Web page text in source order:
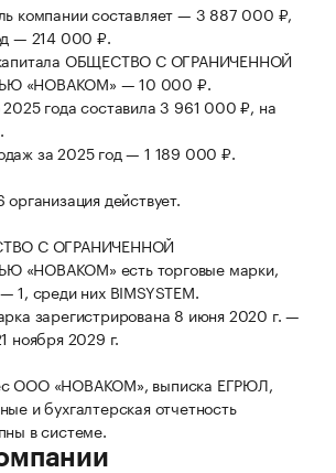
компании составляет — 3 887 000 ₽,
— 214 000 ₽.
капитала ОБЩЕСТВО С ОГРАНИЧЕННОЙ
«НОВАКОМ» — 10 000 ₽.
года составила 3 961 000 ₽, на
за 2025 год — 1 189 000 ₽.
действует.
С ОГРАНИЧЕННОЙ
«НОВАКОМ» есть торговые марки,
1, среди них BIMSYSTEM.
зарегистрирована 8 июня 2020 г. —
ноября 2029 г.
ООО «НОВАКОМ», выписка ЕГРЮЛ,
и бухгалтерская отчетность
в системе.